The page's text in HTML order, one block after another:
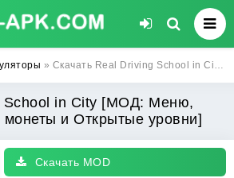
» Скачать Real Driving School in City [МОД: Меню, Бесконечные монеты и Открытые уровни] | Взлом Real Driving School in City на Андроид
School in City [МОД: Меню,
монеты и Открытые уровни]
Скачать MOD